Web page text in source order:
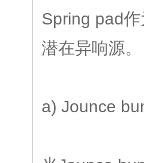
Spring pad
潜在异响源。
a) Jounce